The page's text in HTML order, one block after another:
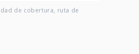
de cobertura, ruta de